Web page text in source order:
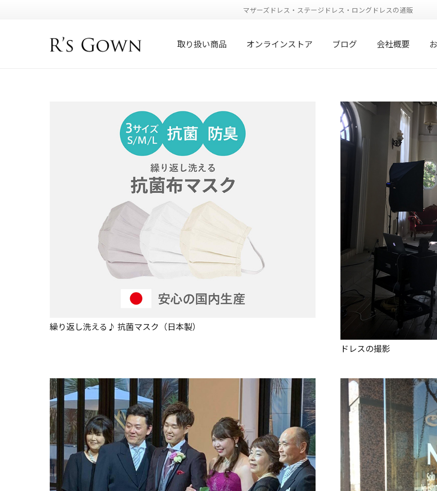
マザーズドレス・ステージドレス・ロングドレスの通販
取り扱い商品 オンラインストア ブログ 会社概要
繰り返し洗える♪ 抗菌マスク（日本製）
ドレスの撮影